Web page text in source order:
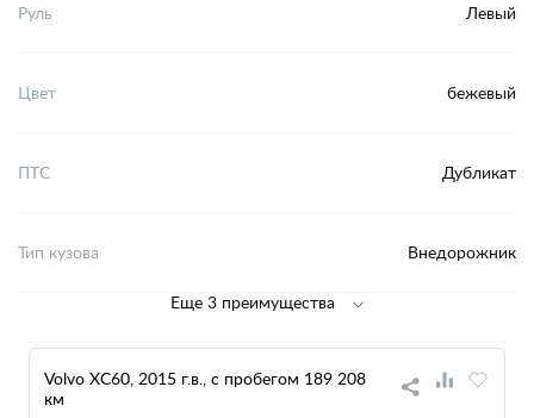
Руль Левый
Цвет бежевый
ПТС Дубликат
Тип кузова Внедорожник
Еще 3 преимущества
Volvo XC60, 2015 г.в., с пробегом 189 208
км